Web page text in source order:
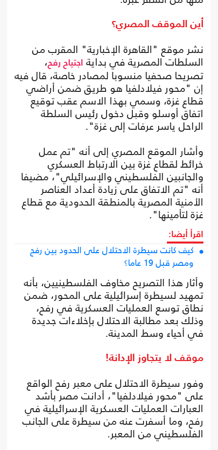
أين الموقف المصري؟
نشر موقع "القاهرة الإخبارية" المقرب من
السلطات المصرية في بداية اجتياح رفح،
تصريحا صحفيا منسوبا لمصادر خاصة، قال فيه
إن "محور فيلادلفيا هو طريق ضمن أراضي
قطاع غزة، وسمي بهذا الاسم عقب توقيع
اتفاق أوسلو وقبل دخول رئيس السلطة
الراحل ياسر عرفات إلى غزة".
وأشار الموقع المصري إلى أنه "تم عمل
خرائط لقطاع غزة بين الارتباط العسكري
والجانبين الفلسطيني والإسرائيلي"، مضيفا
أنه "تم الاتفاق على زيادة أعداد العناصر
الأمنية المصرية بالمنطقة الحدودية مع قطاع
غزة لتأمينها".
اقرأ أيضا:
كيف كانت سيطرة الاحتلال على الحدود بين رفح
ومصر قبل 19 عاما؟
وأثار هذا التصريح مخاوف الفلسطينيين، بأنه
تمهيد لسيطرة إسرائيلية على المحور، ضمن
نطاق توسع العمليات العسكرية في رفح،
وذلك بعد مطالبة الاحتلال بإخلاءات جديدة
في أحياء وسط المدينة.
موقف لا يتجاوز الإدانة!
وفور سيطرة الاحتلال على معبر رفح الواقع
على "محور فيلادلفيا"، أدانت مصر بأشد
العبارات العمليات العسكرية الإسرائيلية في
رفح، وما أسفرت عنه من سيطرة على الجانب
الفلسطيني من المعبر.